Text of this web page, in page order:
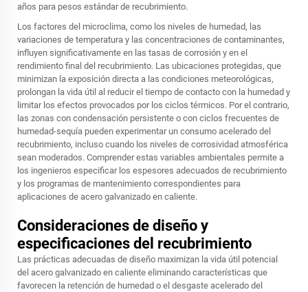
años para pesos estándar de recubrimiento.
Los factores del microclima, como los niveles de humedad, las
variaciones de temperatura y las concentraciones de contaminantes,
influyen significativamente en las tasas de corrosión y en el
rendimiento final del recubrimiento. Las ubicaciones protegidas, que
minimizan la exposición directa a las condiciones meteorológicas,
prolongan la vida útil al reducir el tiempo de contacto con la humedad y
limitar los efectos provocados por los ciclos térmicos. Por el contrario,
las zonas con condensación persistente o con ciclos frecuentes de
humedad-sequía pueden experimentar un consumo acelerado del
recubrimiento, incluso cuando los niveles de corrosividad atmosférica
sean moderados. Comprender estas variables ambientales permite a
los ingenieros especificar los espesores adecuados de recubrimiento
y los programas de mantenimiento correspondientes para
aplicaciones de acero galvanizado en caliente.
Consideraciones de diseño y
especificaciones del recubrimiento
Las prácticas adecuadas de diseño maximizan la vida útil potencial
del acero galvanizado en caliente eliminando características que
favorecen la retención de humedad o el desgaste acelerado del